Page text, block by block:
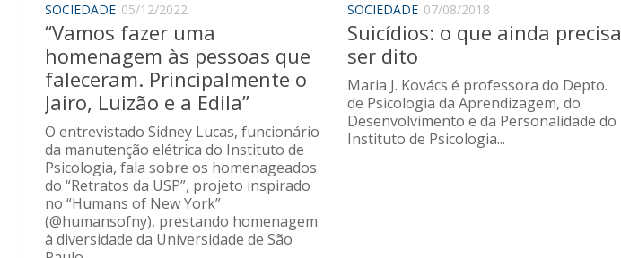
SOCIEDADE 05/12/2022
“Vamos fazer uma
homenagem às pessoas que
faleceram. Principalmente o
Jairo, Luizão e a Edila”
O entrevistado Sidney Lucas, funcionário
da manutenção elétrica do Instituto de
Psicologia, fala sobre os homenageados
do “Retratos da USP”, projeto inspirado
no “Humans of New York”
(@humansofny), prestando homenagem
à diversidade da Universidade de São
SOCIEDADE 07/08/2018
Suicídios: o que ainda precisa
ser dito
Maria J. Kovács é professora do Depto.
de Psicologia da Aprendizagem, do
Desenvolvimento e da Personalidade do
Instituto de Psicologia...